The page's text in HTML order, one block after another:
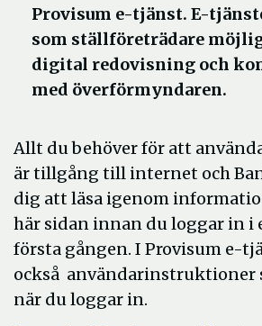
Provisum e-tjänst. E-
som ställföreträdare
digital redovisning och
med överförmyndaren.
Allt du behöver för att
är tillgång till internet och
dig att läsa igenom
här sidan innan du loggar in i
första gången. I Provisum e-
också användarinstruktioner
när du loggar in.